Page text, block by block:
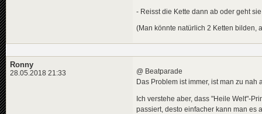
- Reisst die Kette dann ab oder geht
(Man könnte natürlich 2 Ketten bilden,
Ronny
28.05.2018 21:33
@ Beatparade
Das Problem ist immer, ist man zu
Ich verstehe aber, dass "Heile Welt"-
passiert, desto einfacher kann man es